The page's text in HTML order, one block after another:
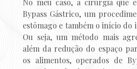
No meu caso, a cirurgia que
Bypass Gástrico, um
estômago e também o início do
Ou seja, um método mais
além da redução do espaço
os alimentos, operados de